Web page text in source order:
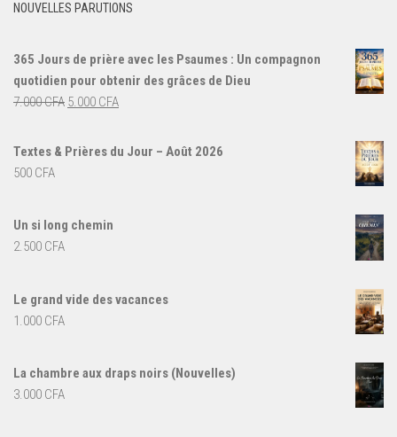
NOUVELLES PARUTIONS
365 Jours de prière avec les Psaumes : Un compagnon
quotidien pour obtenir des grâces de Dieu
7.000CFA Le
initial
5.000 CFALe
actuel
Textes & Prières du Jour – Août 2026
500 CFA
Un si long chemin
2.500 CFA
Le grand vide des vacances
1.000 CFA
La chambre aux draps noirs (Nouvelles)
3.000 CFA